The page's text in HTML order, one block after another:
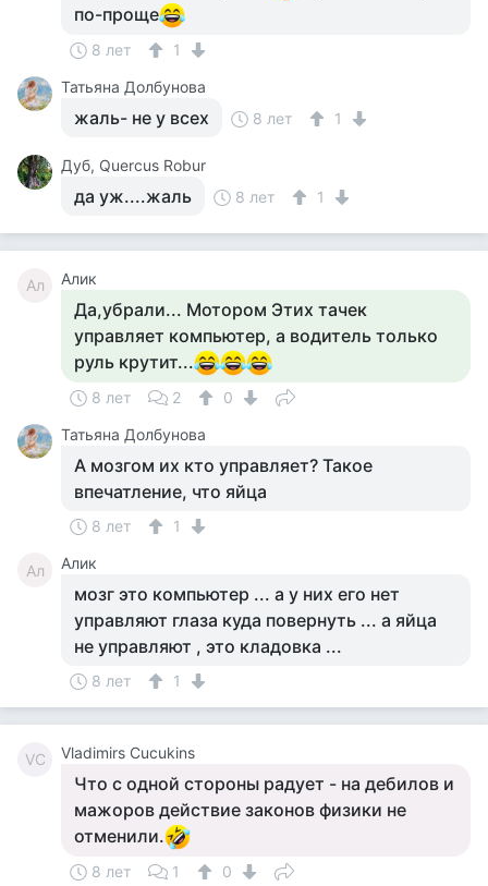
по-проще
8 лет
1
Татьяна Долбунова
жаль- не у всех 8 лет 1
Дуб, Quercus Robur
да уж....жаль 8 лет 1
Ал Алик
Да,убрали... Мотором Этих тачек
управляет компьютер, а водитель только
руль крутит...
8 лет 2
0
Татьяна Долбунова
А мозгом их кто управляет? Такое
впечатление, что яйца
8 лет 1
Ал Алик
мозг это компьютер ... а у них его нет
управляют глаза куда повернуть ... а яйца
не управляют , это кладовка ...
8 лет 1
VC Vladimirs Cucukins
Что с одной стороны радует - на дебилов и
мажоров действие законов физики не
отменили.
8 лет 1
0